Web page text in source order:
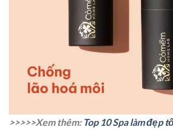
>>>>>Xem thêm: Top 10 Spa làm đẹp